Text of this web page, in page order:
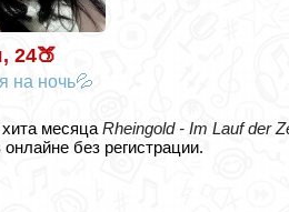
24🍑
на ночь💦
хита месяца Rheingold - Im Lauf der
без регистрации.